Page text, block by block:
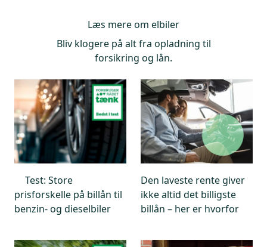
Læs mere om elbiler
Bliv klogere på alt fra opladning til
forsikring og lån.
Test: Store
prisforskelle på billån til
benzin- og dieselbiler
Den laveste rente giver
ikke altid det billigste
billån – her er hvorfor